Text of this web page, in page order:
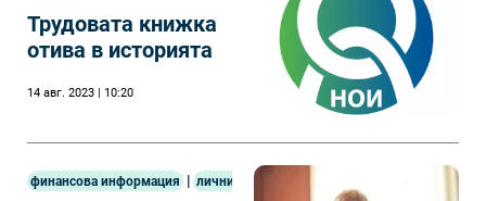
Трудовата книжка
отива в историята
14 авг. 2023 | 10:20
финансова информация | лични финанси